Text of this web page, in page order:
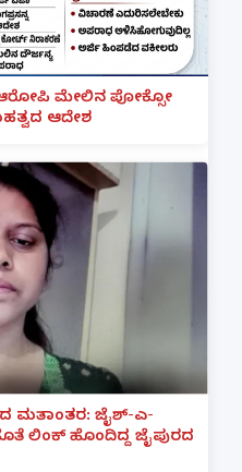
ಆರೋಪಿ ಮೇಲಿನ ಪೋಕ್ಸೋ
ಆದೇಶ
ಮತಾಂತರ: ಜೈಶ್-ಎ-
ಲಿಂಕ್ ಹೊಂದಿದ್ದ ಜೈಪುರದ